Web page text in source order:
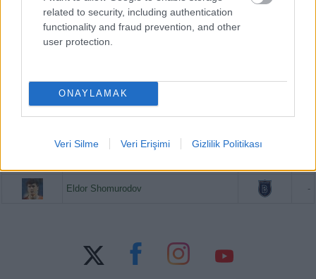
related to security, including authentication
functionality and fraud prevention, and other
user protection.
ONAYLAMAK
Veri Silme Veri Erişimi Gizlilik Politikası
PUAN BAZINDA TOP 5
Eldor Shomurodov -